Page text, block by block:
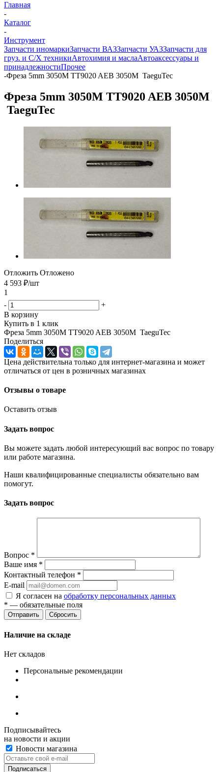
Главная
-
Каталог
-
Инструмент
Запчасти иномаркиЗапчасти ВАЗЗапчасти УАЗЗапчасти для
груз. и С/Х техникиАвтохимия и маслаАвтоаксессуары и
принадлежностиПрочее
-Фреза 5mm 3050M TT9020 AEB 3050M TaeguTec
Фреза 5mm 3050M TT9020 AEB 3050M
TaeguTec
Отложить Отложено
4 593 ₽/шт
1
-
+
В корзину
Купить в 1 клик
Фреза 5mm 3050M TT9020 AEB 3050M TaeguTec
Поделиться
Цена действительна только для интернет-магазина и может
отличаться от цен в розничных магазинах
Отзывы о товаре
Оставить отзыв
Задать вопрос
Вы можете задать любой интересующий вас вопрос по товару
или работе магазина.
Наши квалифицированные специалисты обязательно вам
помогут.
Задать вопрос
Вопрос *
Ваше имя *
Контактный телефон *
E-mail
Я согласен на обработку персональных данных
* — обязательные поля
Сбросить
Наличие на складе
Нет складов
Персональные рекомендации
Подписывайтесь
на новости и акции
Новости магазина